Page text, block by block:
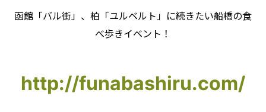
函館「バル街」、柏「ユルベルト」に続きたい船橋の食
べ歩きイベント！
http://funabashiru.com/